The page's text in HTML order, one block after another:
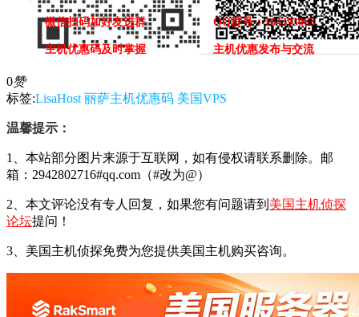
微信扫码加好友进群
主机优惠码及时掌握
QQ群号：164393063
主机优惠发布与交流
0赞
标签:LisaHost 丽萨主机优惠码 美国VPS
温馨提示：
1、本站部分图片来源于互联网，如有侵权请联系删除。邮
箱：2942802716#qq.com（#改为@）
2、本文评论没有专人回复，如果您有问题请到 美国主机侦探
论坛提问！
3、美国主机侦探免费为您提供美国主机购买咨询。